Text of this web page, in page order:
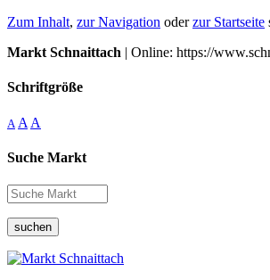
Zum Inhalt, zur Navigation oderzur Startseite
Markt Schnaittach | Online: https://
Schriftgröße
A A A
Suche Markt
suchen